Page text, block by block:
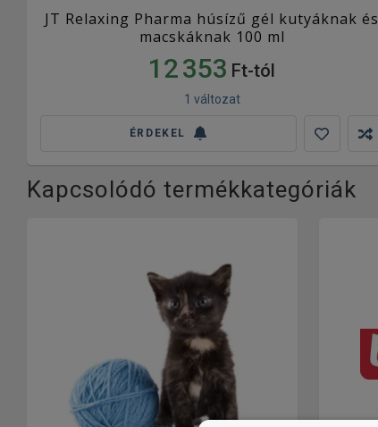
JT Relaxing Pharma húsízű gél kutyáknak és
macskáknak 100 ml
12 353 Ft-tól
1 változat
ÉRDEKEL
Kapcsolódó termékkategóriák